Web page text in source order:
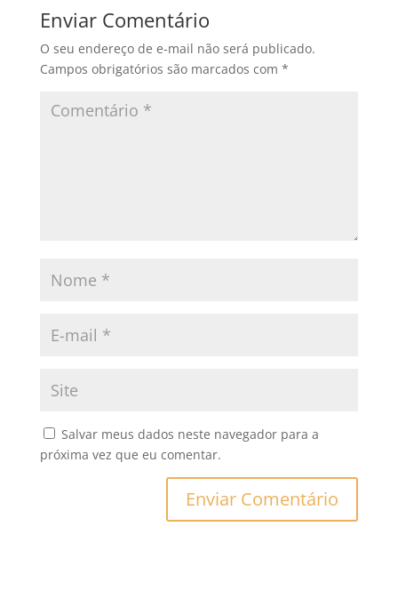
Enviar Comentário
O seu endereço de e-mail não será publicado.
Campos obrigatórios são marcados com *
Salvar meus dados neste navegador para a
próxima vez que eu comentar.